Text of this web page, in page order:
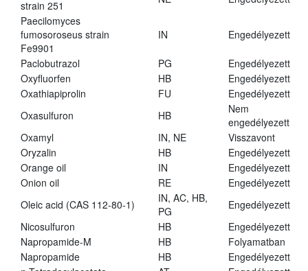
strain 251
Paecilomyces
fumosoroseus strain
Fe9901
IN Engedélyezett
Paclobutrazol PG
Engedélyezett
Oxyfluorfen
HB
Engedélyezett
Oxathiapiprolin
FU
Engedélyezett
Oxasulfuron
HB
Nem
engedélyezett
Oxamyl
IN, NE
Visszavont
Oryzalin
HB
Engedélyezett
Orange oil
IN
Engedélyezett
Onion oil
RE
Engedélyezett
Oleic acid (CAS 112-80-1)
IN, AC, HB,
PG
Engedélyezett
Nicosulfuron
HB
Engedélyezett
Napropamide-M
HB
Folyamatban
Napropamide
HB
Engedélyezett